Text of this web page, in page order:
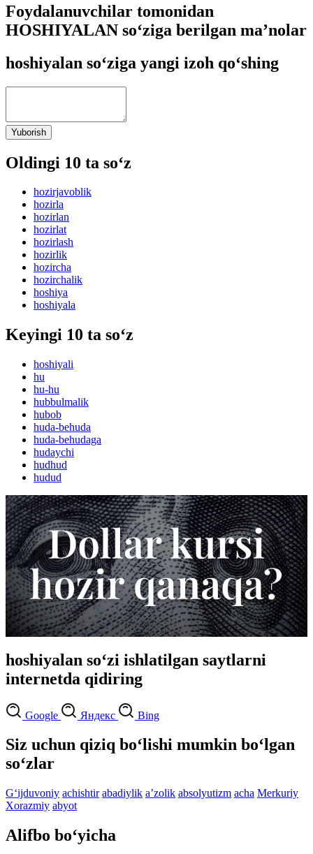
Foydalanuvchilar tomonidan
HOSHIYALAN so‘ziga berilgan ma’nolar
hoshiyalan so‘ziga yangi izoh qo‘shing
Yuborish
Oldingi 10 ta so‘z
hozirjavoblik
hozirla
hozirlan
hozirlat
hozirlash
hozirlik
hozircha
hozirchalik
hoshiya
hoshiyala
Keyingi 10 ta so‘z
hoshiyali
hu
hu-hu
hubbulmalik
hubob
huda-behuda
huda-behudaga
hudaychi
hudhud
hudud
hoshiyalan so‘zi ishlatilgan saytlarni
internetda qidiring
Google Яндекс Bing
Siz uchun qiziq bo‘lishi mumkin bo‘lgan
so‘zlar
G‘ijduvoniy achishtir abadiylik aʼzolik absolyutizm acha Merkuriy
Xorazmiy abyot
Alifbo bo‘yicha